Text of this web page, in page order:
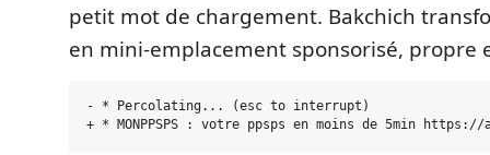
petit mot de chargement. Bakchich
en mini-emplacement sponsorisé, propre
- * Percolating... (esc to interrupt)